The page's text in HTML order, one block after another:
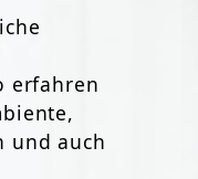
erfahren
und auch